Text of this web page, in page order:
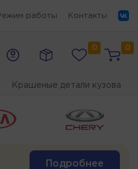
работы Контакты
0 0
Крашеные детали кузова
Подробнее